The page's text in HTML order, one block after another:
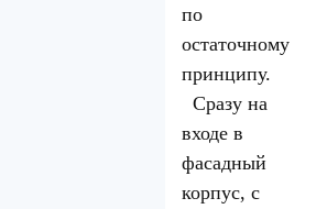
по
остаточному
принципу.
Сразу на
входе в
фасадный
корпус, с